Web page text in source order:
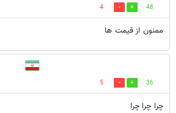
48
4
ممنون از قیمت ها
36
5
چرا چرا چرا